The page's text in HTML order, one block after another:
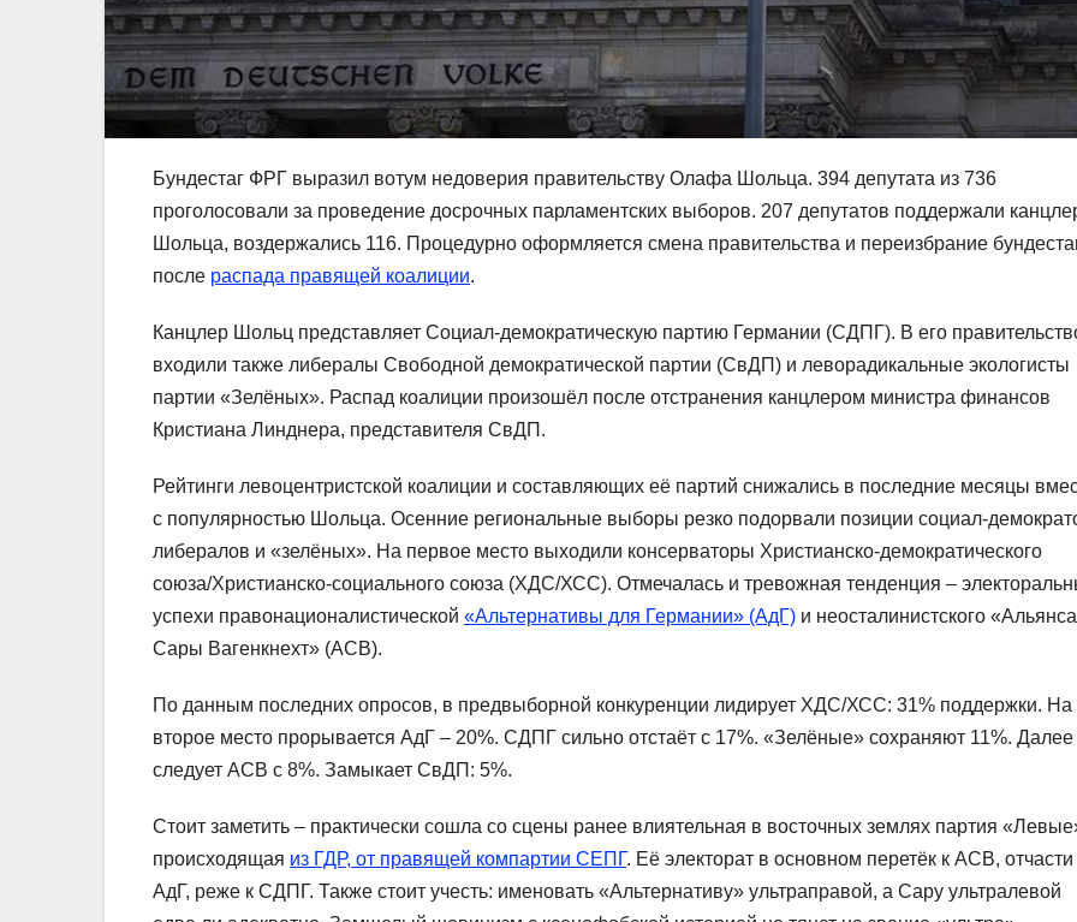
Бундестаг ФРГ выразил вотум недоверия правительству Олафа Шольца. 394 депутата из 736
проголосовали за проведение досрочных парламентских выборов. 207 депутатов поддержали
Шольца, воздержались 116. Процедурно оформляется смена правительства и переизбрание
после распада правящей коалиции.
Канцлер Шольц представляет Социал-демократическую партию Германии (СДПГ). В его
входили также либералы Свободной демократической партии (СвДП) и леворадикальные экологисты
партии «Зелёных». Распад коалиции произошёл после отстранения канцлером министра финансов
Кристиана Линднера, представителя СвДП.
Рейтинги левоцентристской коалиции и составляющих её партий снижались в последние месяцы
с популярностью Шольца. Осенние региональные выборы резко подорвали позиции социал-
либералов и «зелёных». На первое место выходили консерваторы Христианско-демократического
союза/Христианско-социального союза (ХДС/ХСС). Отмечалась и тревожная тенденция –
успехи правонационалистической «Альтернативы для Германии» (АдГ) и неосталинистского «Альянса
Сары Вагенкнехт» (АСВ).
По данным последних опросов, в предвыборной конкуренции лидирует ХДС/ХСС: 31% поддержки. На
второе место прорывается АдГ – 20%. СДПГ сильно отстаёт с 17%. «Зелёные» сохраняют 11%. Далее
следует АСВ с 8%. Замыкает СвДП: 5%.
Стоит заметить – практически сошла со сцены ранее влиятельная в восточных землях партия
происходящая из ГДР, от правящей компартии СЕПГ. Её электорат в основном перетёк к АСВ, отчасти
АдГ, реже к СДПГ. Также стоит учесть: именовать «Альтернативу» ультраправой, а Сару ультралевой